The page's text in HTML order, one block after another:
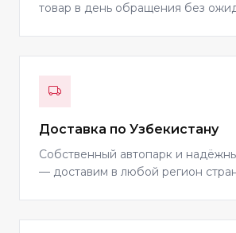
товар в день обращения без
Доставка по Узбекистану
Собственный автопарк и
— доставим в любой регион